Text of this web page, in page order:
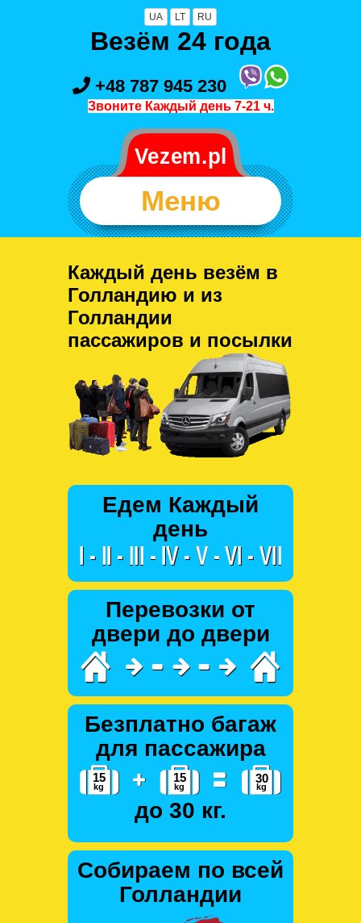
UA LT RU
Везём 24 года
+48 787 945 230
Звоните Каждый день 7-21 ч.
Меню
Каждый день везём в
Голландию и из
Голландии
пассажиров и посылки
Едем Каждый
день
Перевозки от
двери до двери
Безплатно багаж
для пассажира
до 30 кг.
Собираем по всей
Голландии